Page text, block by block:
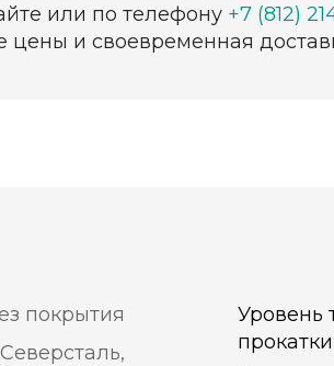
или по телефону +7 (812)
цены и своевременная
покрытия
Уровень
прокатки: